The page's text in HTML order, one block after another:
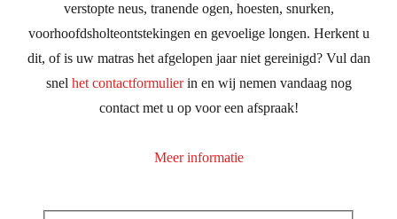
verstopte neus, tranende ogen, hoesten, snurken,
voorhoofdsholteontstekingen en gevoelige longen. Herkent u
dit, of is uw matras het afgelopen jaar niet gereinigd? Vul dan
snel het contactformulierin en wij nemen vandaag nog
contact met u op voor een afspraak!
Meer informatie